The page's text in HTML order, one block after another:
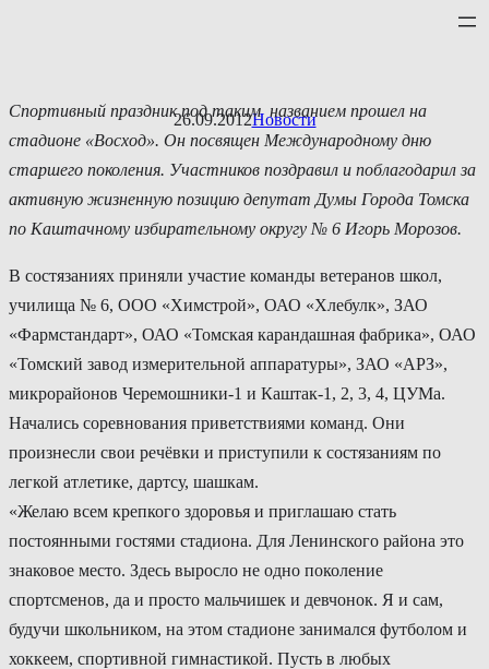
26.09.2012Новости
Спортивный праздник под таким названием прошел на
стадионе «Восход». Он посвящен Международному дню
старшего поколения. Участников поздравил и поблагодарил за
активную жизненную позицию депутат Думы Города Томска
по Каштачному избирательному округу № 6 Игорь Морозов.
В состязаниях приняли участие команды ветеранов школ,
училища № 6, ООО «Химстрой», ОАО «Хлебулк», ЗАО
«Фармстандарт», ОАО «Томская карандашная фабрика», ОАО
«Томский завод измерительной аппаратуры», ЗАО «АРЗ»,
микрорайонов Черемошники-1 и Каштак-1, 2, 3, 4, ЦУМа.
Начались соревнования приветствиями команд. Они
произнесли свои речёвки и приступили к состязаниям по
легкой атлетике, дартсу, шашкам.
«Желаю всем крепкого здоровья и приглашаю стать
постоянными гостями стадиона. Для Ленинского района это
знаковое место. Здесь выросло не одно поколение
спортсменов, да и просто мальчишек и девчонок. Я и сам,
будучи школьником, на этом стадионе занимался футболом и
хоккеем, спортивной гимнастикой. Пусть в любых